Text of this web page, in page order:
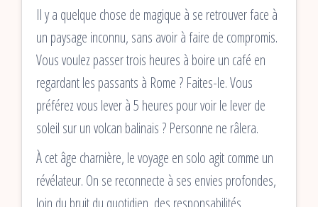
Il y a quelque chose de magique à se retrouver face à
un paysage inconnu, sans avoir à faire de compromis.
Vous voulez passer trois heures à boire un café en
regardant les passants à Rome ? Faites-le. Vous
préférez vous lever à 5 heures pour voir le lever de
soleil sur un volcan balinais ? Personne ne râlera.
À cet âge charnière, le voyage en solo agit comme un
révélateur. On se reconnecte à ses envies profondes,
loin du bruit du quotidien, des responsabilités